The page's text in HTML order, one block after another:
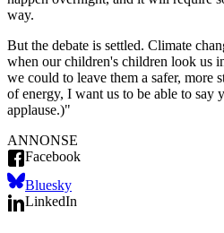
way.
But the debate is settled. Climate
when our children's children look us
we could to leave them a safer, more
of energy, I want us to be able to say
applause.)"
ANNONSE
Facebook
Bluesky
LinkedIn